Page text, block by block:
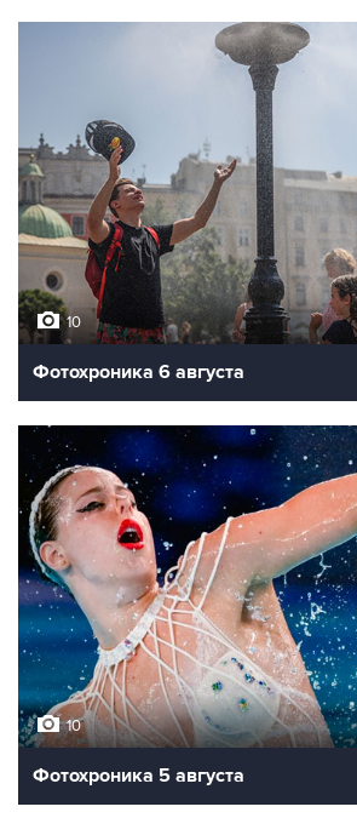
10
Фотохроника 6 августа
10
Фотохроника 5 августа